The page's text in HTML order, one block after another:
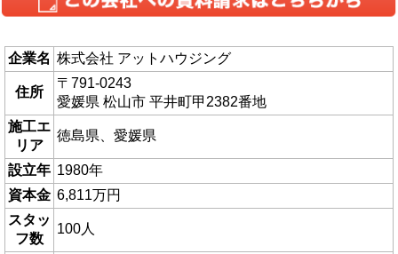
企業名 株式会社 アットハウジング
住所
〒791-0243
愛媛県 松山市 平井町甲2382番地
施工エ
リア
徳島県、愛媛県
設立年 1980年
資本金 6,811万円
スタッ
フ数
100人